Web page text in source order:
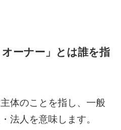
ーナー」とは誰を指
体のことを指し、一般
法人を意味します。